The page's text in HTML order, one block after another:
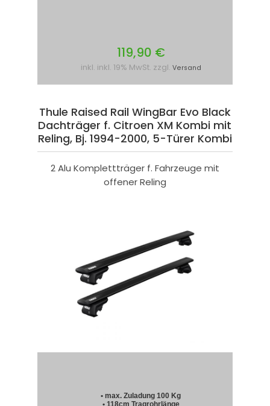
119,90 €
inkl. inkl. 19% MwSt. zzgl. Versand
Thule Raised Rail WingBar Evo Black
Dachträger f. Citroen XM Kombi mit
Reling, Bj. 1994-2000, 5-Türer Kombi
2 Alu Komplettträger f. Fahrzeuge mit
offener Reling
• max. Zuladung 100 Kg